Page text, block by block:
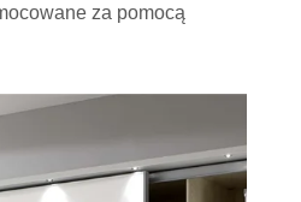
za pomocą